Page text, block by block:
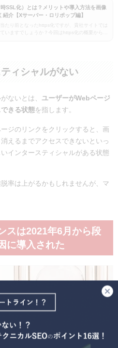
SSL化）とは？メリットや導入方法を画像
紹介【Xサーバー・ロリポップ編】
たり前となったhttps化ですが、貴社サイトでは
ていますでしょうか？今回はhttps化の概要から、
ィシャルがない
ないとは、 ユーザーがWebページ
きる状態を指します。
ジのリンクをクリックすると、画
えるまでアクセスできないといっ
インタースティシャルがある状態
率は上がるかもしれませんが、マ
スは2021年6月から段
に導入された